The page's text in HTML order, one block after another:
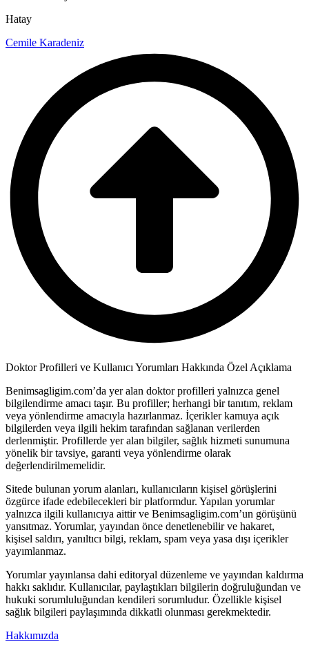
Hatay
Cemile Karadeniz
Doktor Profilleri ve Kullanıcı Yorumları Hakkında Özel Açıklama
Benimsagligim.com’da yer alan doktor profilleri yalnızca genel
bilgilendirme amacı taşır. Bu profiller; herhangi bir tanıtım, reklam
veya yönlendirme amacıyla hazırlanmaz. İçerikler kamuya açık
bilgilerden veya ilgili hekim tarafından sağlanan verilerden
derlenmiştir. Profillerde yer alan bilgiler, sağlık hizmeti sunumuna
yönelik bir tavsiye, garanti veya yönlendirme olarak
değerlendirilmemelidir.
Sitede bulunan yorum alanları, kullanıcıların kişisel görüşlerini
özgürce ifade edebilecekleri bir platformdur. Yapılan yorumlar
yalnızca ilgili kullanıcıya aittir ve Benimsagligim.com’un görüşünü
yansıtmaz. Yorumlar, yayından önce denetlenebilir ve hakaret,
kişisel saldırı, yanıltıcı bilgi, reklam, spam veya yasa dışı içerikler
yayımlanmaz.
Yorumlar yayınlansa dahi editoryal düzenleme ve yayından kaldırma
hakkı saklıdır. Kullanıcılar, paylaştıkları bilgilerin doğruluğundan ve
hukuki sorumluluğundan kendileri sorumludur. Özellikle kişisel
sağlık bilgileri paylaşımında dikkatli olunması gerekmektedir.
Hakkımızda